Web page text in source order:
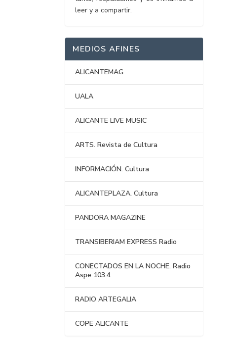
leer y a compartir.
MEDIOS AFINES
ALICANTEMAG
UALA
ALICANTE LIVE MUSIC
ARTS. Revista de Cultura
INFORMACIÓN. Cultura
ALICANTEPLAZA. Cultura
PANDORA MAGAZINE
TRANSIBERIAM EXPRESS Radio
CONECTADOS EN LA NOCHE. Radio
Aspe 103.4
RADIO ARTEGALIA
COPE ALICANTE